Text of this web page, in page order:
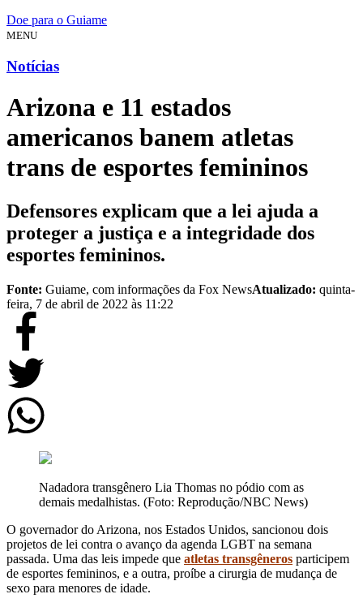
Doe para o Guiame
MENU
Notícias
Arizona e 11 estados
americanos banem atletas
trans de esportes femininos
Defensores explicam que a lei ajuda a
proteger a justiça e a integridade dos
esportes femininos.
Fonte: Guiame, com informações da Fox NewsAtualizado: quinta-
feira, 7 de abril de 2022 às 11:22
Nadadora transgênero Lia Thomas no pódio com as
demais medalhistas. (Foto: Reprodução/NBC News)
O governador do Arizona, nos Estados Unidos, sancionou dois
projetos de lei contra o avanço da agenda LGBT na semana
passada. Uma das leis impede que atletas transgêneros participem
de esportes femininos, e a outra, proíbe a cirurgia de mudança de
sexo para menores de idade.